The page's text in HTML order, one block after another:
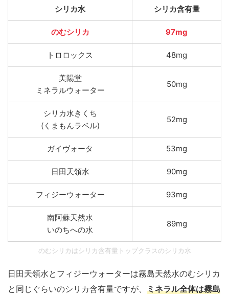
シリカ水 シリカ含有量
のむシリカ 97mg
トロロックス 48mg
美陽堂
ミネラルウォーター
50mg
シリカ水きくち
(くまもんラベル)
52mg
ガイヴォータ 53mg
日田天領水 90mg
フィジーウォーター 93mg
南阿蘇天然水
いのちへの水
89mg
のむシリカはシリカ含有量トップクラスのシリカ水
日田天領水とフィジーウォーターは霧島天然水のむシリカ
と同じぐらいのシリカ含有量ですが、 ミネラル全体は霧島